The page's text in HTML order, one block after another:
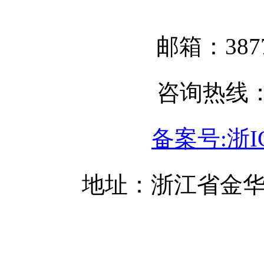
邮箱：
咨询热线
备案号:浙
地址：浙江省金